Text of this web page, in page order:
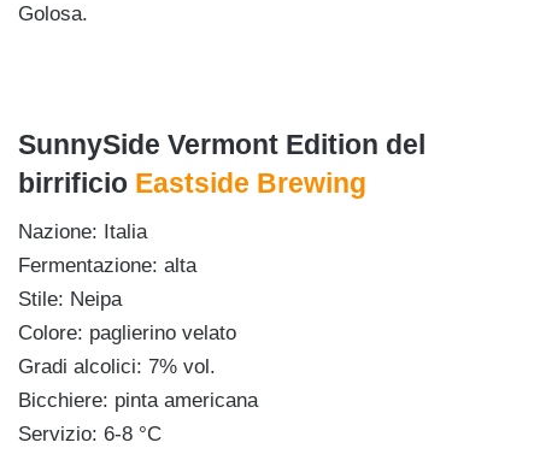
Golosa.
SunnySide Vermont Edition del
birrificio Eastside Brewing
Nazione: Italia
Fermentazione: alta
Stile: Neipa
Colore: paglierino velato
Gradi alcolici: 7% vol.
Bicchiere: pinta americana
Servizio: 6-8 °C